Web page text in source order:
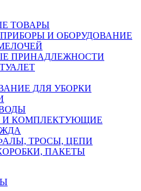
ТОВАРЫ
И ОБОРУДОВАНИЕ
ПРИНАДЛЕЖНОСТИ
ДЛЯ УБОРКИ
И КОМПЛЕКТУЮЩИЕ
ТРОСЫ, ЦЕПИ
ПАКЕТЫ